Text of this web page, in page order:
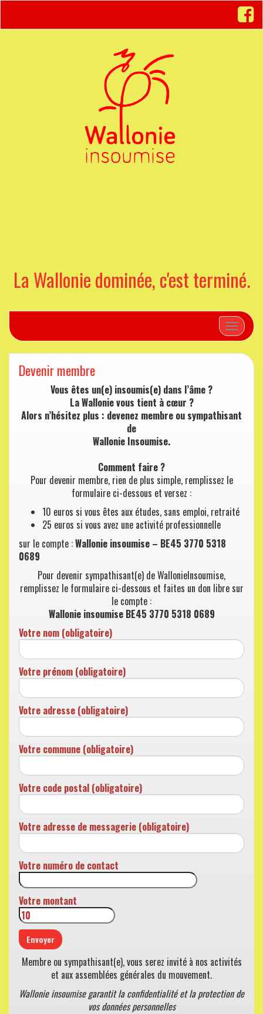
La Wallonie dominée, c'est terminé.
Toggle
Devenir membre
Vous êtes un(e) insoumis(e) dans l’âme ?
La Wallonie vous tient à cœur ?
Alors n’hésitez plus : devenez membre ou sympathisant
de
Wallonie Insoumise.
Comment faire ?
Pour devenir membre, rien de plus simple, remplissez le
formulaire ci-dessous et versez :
10 euros si vous êtes aux études, sans emploi, retraité
25 euros si vous avez une activité professionnelle
sur le compte :Wallonie insoumise – BE45 3770 5318
0689
Pour devenir sympathisant(e) de WallonieInsoumise,
remplissez le formulaire ci-dessous et faites un don libre sur
le compte :
Wallonie insoumise BE45 3770 5318 0689
Votre nom (obligatoire)
Votre prénom (obligatoire)
Votre adresse (obligatoire)
Votre commune (obligatoire)
Votre code postal (obligatoire)
Votre adresse de messagerie (obligatoire)
Votre numéro de contact
Votre montant
Membre ou sympathisant(e), vous serez invité à nos activités
et aux assemblées générales du mouvement.
Wallonie insoumise garantit la confidentialité et la protection de
vos données personnelles